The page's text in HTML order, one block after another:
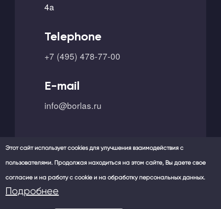
4a
Telephone
+7 (495) 478-77-00
E-mail
info@borlas.ru
Our social networks -
Этот сайт использует cookies для улучшения взаимодействия с
пользователями. Продолжая находиться на этом сайте, Вы даете свое
согласие и на работу с cookie и на обработку персональных данных.
Подробнее